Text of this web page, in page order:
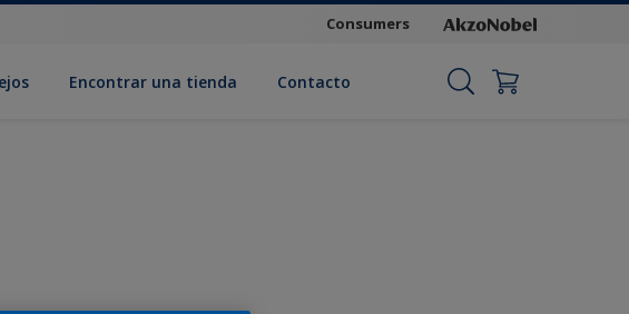
Consumers
Encontrar una tienda Contacto